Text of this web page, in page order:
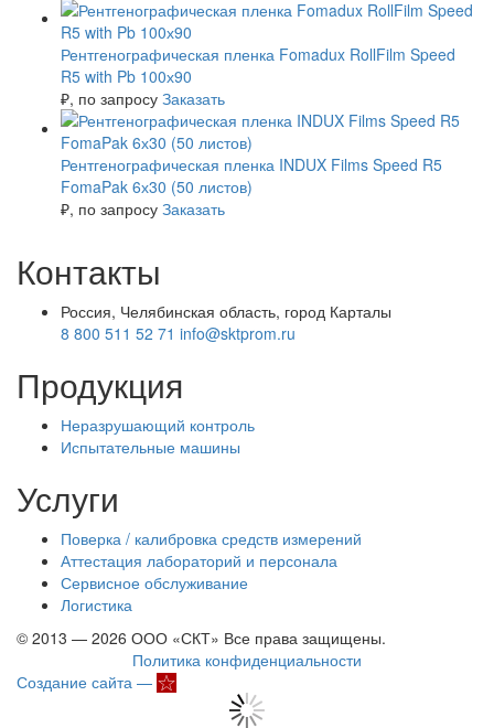
Рентгенографическая пленка Fomadux RollFilm Speed
R5 with Pb 100х90
₽, по запросу Заказать
Рентгенографическая пленка INDUX Films Speed R5
FomaPak 6х30 (50 листов)
₽, по запросу Заказать
Контакты
Россия, Челябинская область, город Карталы
8 800 511 52 71 info@sktprom.ru
Продукция
Неразрушающий контроль
Испытательные машины
Услуги
Поверка / калибровка средств измерений
Аттестация лабораторий и персонала
Сервисное обслуживание
Логистика
© 2013 — 2026 ООО «СКТ» Все права защищены.
Политика конфиденциальности
Создание сайта —